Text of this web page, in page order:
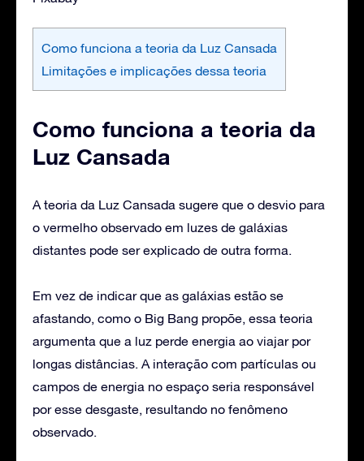
Como funciona a teoria da Luz Cansada
Limitações e implicações dessa teoria
Como funciona a teoria da
Luz Cansada
A teoria da Luz Cansada sugere que o desvio para
o vermelho observado em luzes de galáxias
distantes pode ser explicado de outra forma.
Em vez de indicar que as galáxias estão se
afastando, como o Big Bang propõe, essa teoria
argumenta que a luz perde energia ao viajar por
longas distâncias. A interação com partículas ou
campos de energia no espaço seria responsável
por esse desgaste, resultando no fenômeno
observado.